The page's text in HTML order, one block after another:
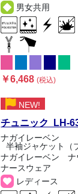
男女共用
￥6,468(税込)
NEW!
チュニック LH-
ナガイレーベン
半袖ジャケット（
ナガイレーベン ナ
ナースウェア
レディース